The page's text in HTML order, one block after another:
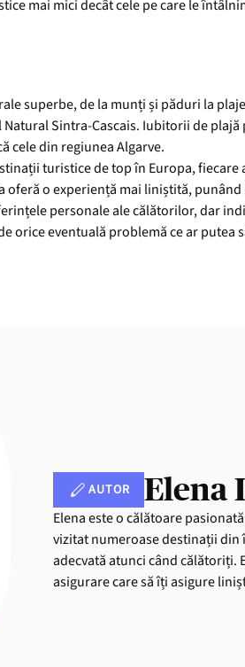
mai mici decât cele pe care le
superbe, de la munți și păduri la
Sintra-Cascais. Iubitorii de
cele din regiunea Algarve.
turistice de top în Europa,
oferă o experiență mai liniștită,
personale ale călătorilor, dar
orice eventuală problemă ce ar putea
AUTOR Elena
Elena este o călătoare
vizitat numeroase destinații din
adecvată atunci când călătoriți.
asigurare care să îți asigure